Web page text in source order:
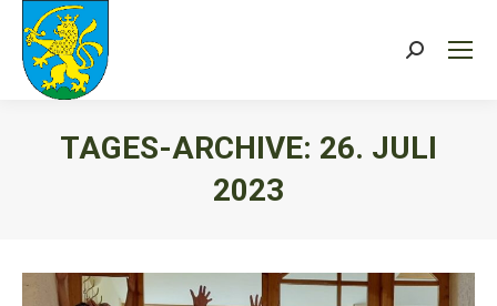
Search:
TAGES-ARCHIVE: 26. JULI
2023